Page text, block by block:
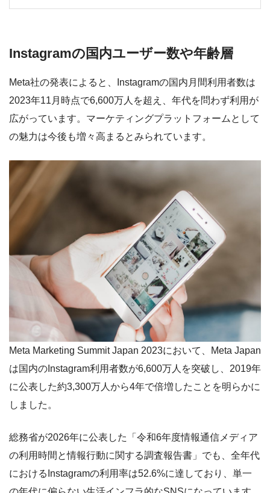
Instagramの国内ユーザー数や年齢層
Meta社の発表によると、Instagramの国内月間利用者数は
2023年11月時点で6,600万人を超え、年代を問わず利用が
広がっています。マーケティングプラットフォームとして
の魅力は今後も増々高まるとみられています。
Meta Marketing Summit Japan 2023において、Meta Japan
は国内のInstagram利用者数が6,600万人を突破し、2019年
に公表した約3,300万人から4年で倍増したことを明らかに
しました。
総務省が2026年に公表した「令和6年度情報通信メディア
の利用時間と情報行動に関する調査報告書」でも、全年代
におけるInstagramの利用率は52.6%に達しており、単一